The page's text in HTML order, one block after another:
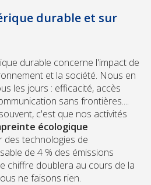
durable et sur
durable concerne l'impact de
et la société. Nous en
les jours : efficacité, accès
sans frontières....
c'est que nos activités
écologique
des technologies de
de 4 % des émissions
chiffre doublera au cours de la
ne faisons rien.